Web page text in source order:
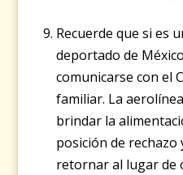
Recuerde que si es
deportado de
comunicarse con el
familiar. La
brindar la
posición de
retornar al lugar de